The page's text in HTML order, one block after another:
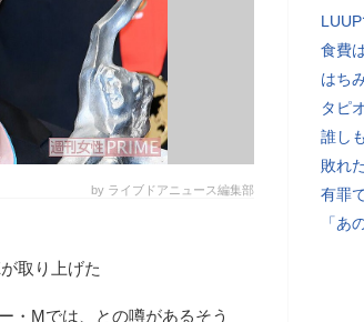
by ライブドアニュース編集部
取り上げた
・Mでは、との噂があるそう
食費
はち
タピ
誰し
敗れ
有罪
「あ